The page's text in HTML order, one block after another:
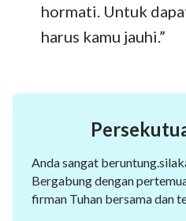
hormati. Untuk
harus kamu jauhi.”
Anda sangat
Bergabung dengan
firman Tuhan bersama dan